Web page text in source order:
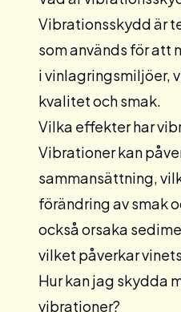
Vibrationsskydd är
som används för att
i vinlagringsmiljöer,
kvalitet och smak.
Vilka effekter har
Vibrationer kan
sammansättning,
förändring av smak
också orsaka
vilket påverkar
Hur kan jag skydda
vibrationer?